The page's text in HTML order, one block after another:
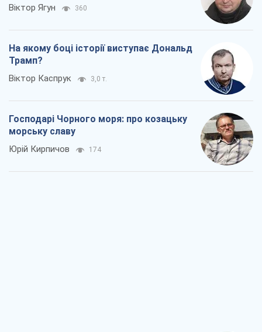
Віктор Ягун 360
На якому боці історії виступає Дональд
Трамп?
Віктор Каспрук 3,0 т.
Господарі Чорного моря: про козацьку
морську славу
Юрій Кирпичов 174